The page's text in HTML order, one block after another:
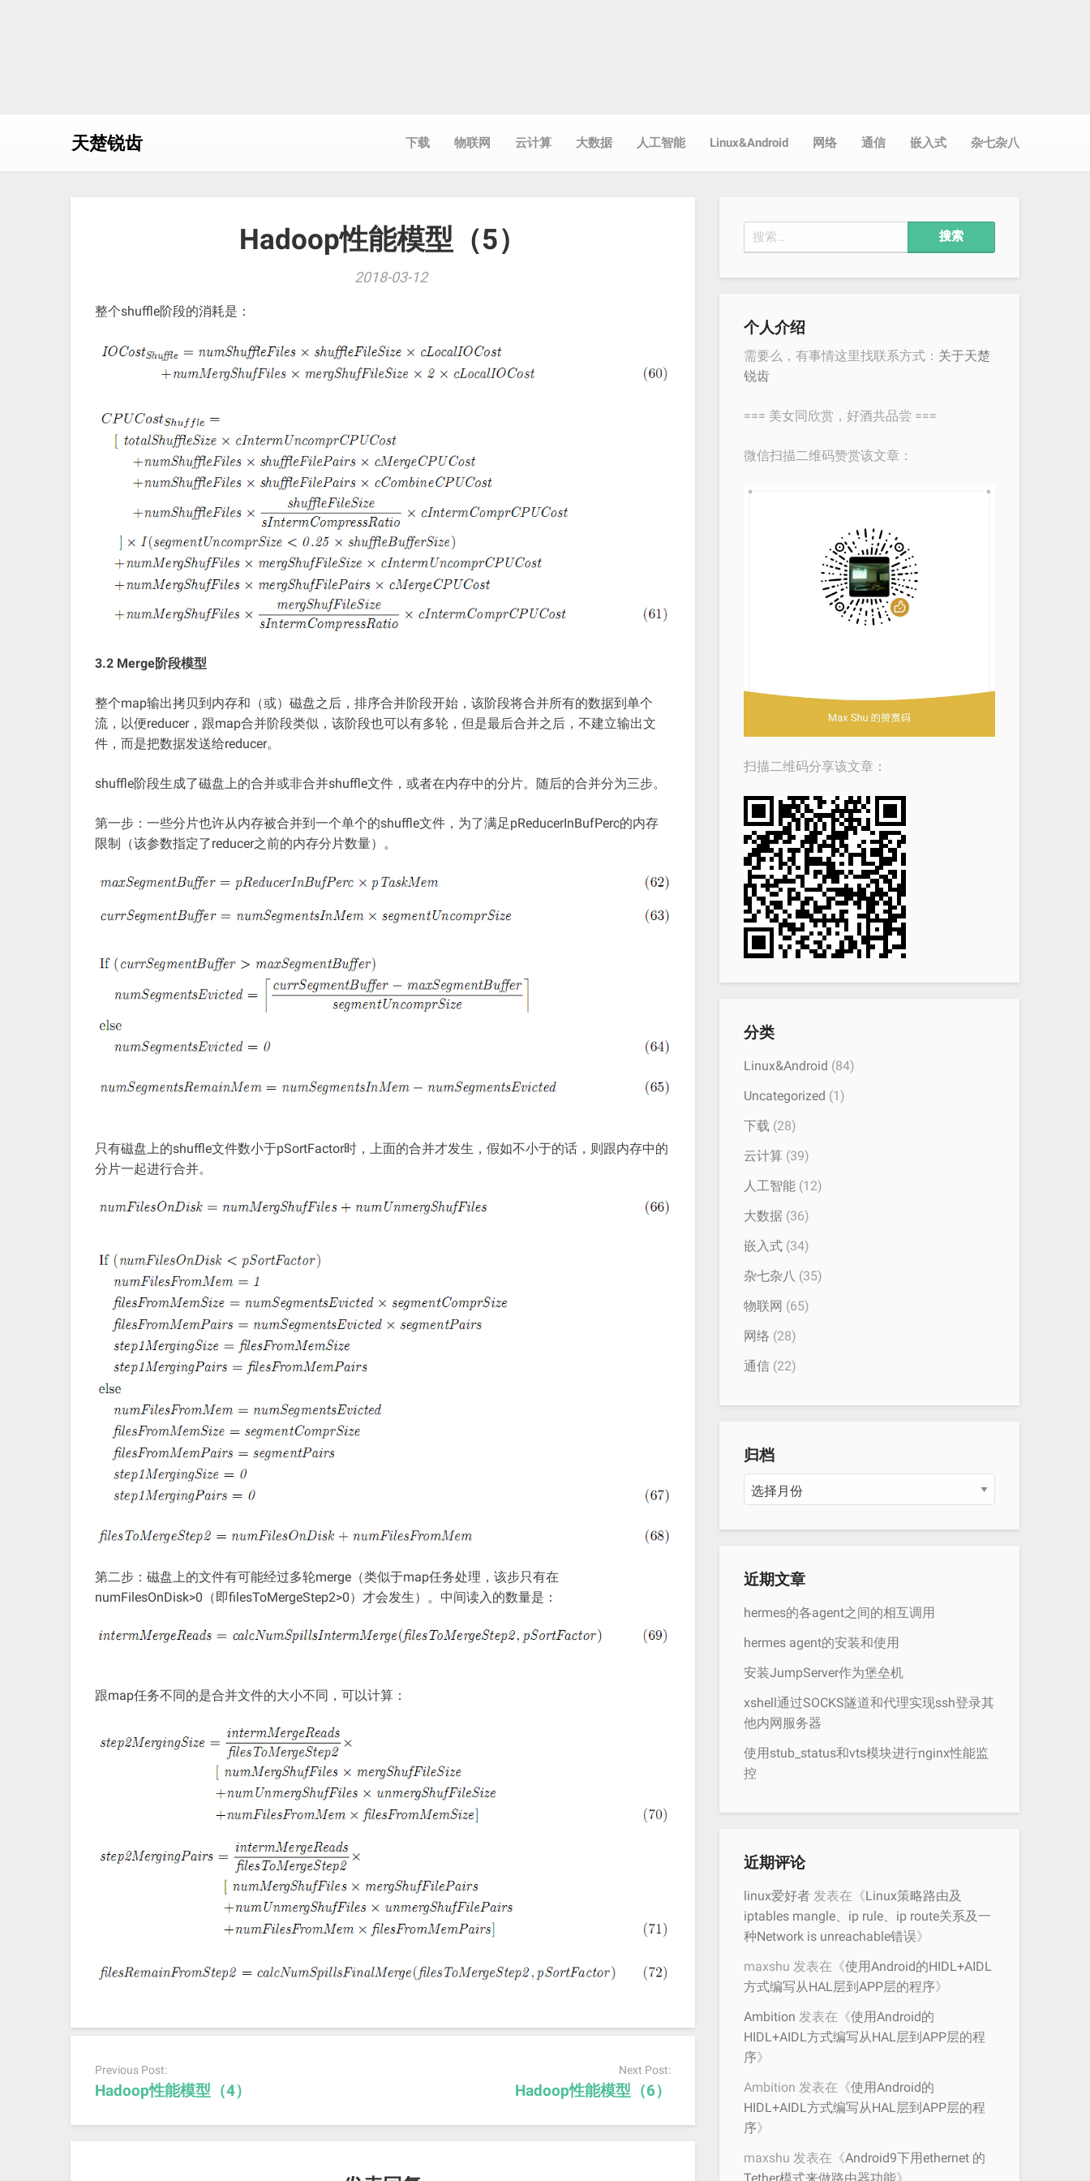
天楚锐齿 下载 物联网 云计算 大数据 人工智能 Linux&Android 网络 通信 嵌入式 杂七杂八
Hadoop性能模型（5）
2018-03-12
整个shuffle阶段的消耗是：
3.2 Merge阶段模型
整个map输出拷贝到内存和（或）磁盘之后，排序合并阶段开始，该阶段将合并所有的数据到单个
流，以便reducer，跟map合并阶段类似，该阶段也可以有多轮，但是最后合并之后，不建立输出文
件，而是把数据发送给reducer。
shuffle阶段生成了磁盘上的合并或非合并shuffle文件，或者在内存中的分片。随后的合并分为三步。
第一步：一些分片也许从内存被合并到一个单个的shuffle文件，为了满足pReducerInBufPerc的内存
限制（该参数指定了reducer之前的内存分片数量）。
只有磁盘上的shuffle文件数小于pSortFactor时，上面的合并才发生，假如不小于的话，则跟内存中的
分片一起进行合并。
第二步：磁盘上的文件有可能经过多轮merge（类似于map任务处理，该步只有在
numFilesOnDisk>0（即filesToMergeStep2>0）才会发生）。中间读入的数量是：
跟map任务不同的是合并文件的大小不同，可以计算：
navigation
Previous Post:
Hadoop性能模型（4）
Next Post:
Hadoop性能模型（6）
索：
个人介绍
需要么，有事情这里找联系方式： 关于天楚
锐齿
=== 美女同欣赏，好酒共品尝 ===
微信扫描二维码赞赏该文章：
扫描二维码分享该文章：
分类
Linux&Android (84)
Uncategorized (1)
下载 (28)
云计算 (39)
人工智能 (12)
大数据 (36)
嵌入式 (34)
杂七杂八 (35)
物联网 (65)
网络 (28)
通信 (22)
归档
归
档
近期文章
hermes的各agent之间的相互调用
hermes agent的安装和使用
安装JumpServer作为堡垒机
xshell通过SOCKS隧道和代理实现ssh登录其
他内网服务器
使用stub_status和vts模块进行nginx性能监
控
近期评论
linux爱好者 发表在《Linux策略路由及
iptables mangle、ip rule、ip route关系及一
种Network is unreachable错误》
maxshu 发表在《使用Android的HIDL+AIDL
方式编写从HAL层到APP层的程序》
Ambition 发表在《使用Android的
HIDL+AIDL方式编写从HAL层到APP层的程
序》
Ambition 发表在《使用Android的
HIDL+AIDL方式编写从HAL层到APP层的程
序》
maxshu 发表在《Android9下用ethernet 的